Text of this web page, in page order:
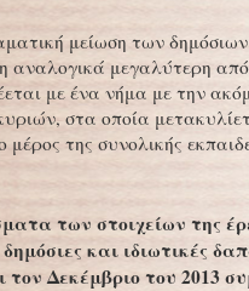
μείωση των
αναλογικά μεγαλύτερη
με ένα νήμα με την
στα οποία
της συνολικής
των στοιχείων της
και ιδιωτικές
τον Δεκέμβριο του 2013